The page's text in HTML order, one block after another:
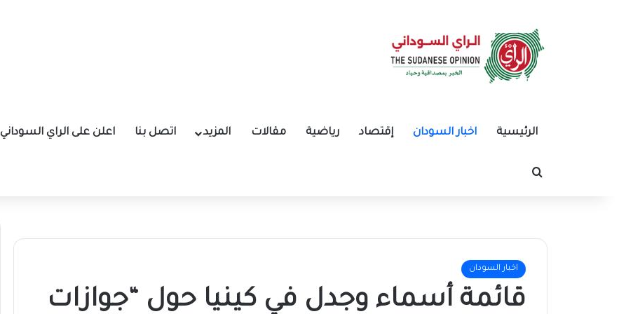
الرئيسية اخبار السودان إقتصاد رياضية مقالات المزيد اتصل بنا اعلن على الراي السوداني
بحث عن
اخبار السودان
قائمة أسماء وجدل في كينيا حول “جوازات